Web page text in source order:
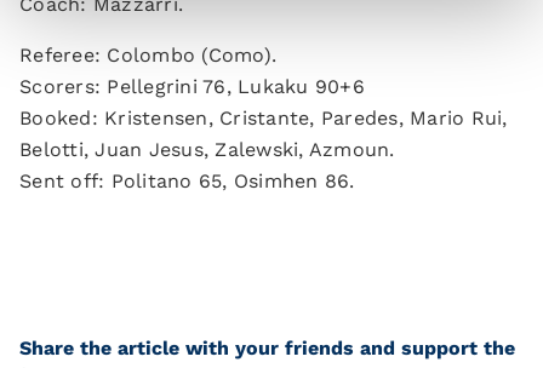
Referee: Colombo (Como).
Scorers: Pellegrini 76, Lukaku 90+6
Booked: Kristensen, Cristante, Paredes, Mario Rui,
Belotti, Juan Jesus, Zalewski, Azmoun.
Sent off: Politano 65, Osimhen 86.
Share the article with your friends and support the